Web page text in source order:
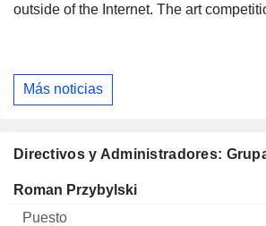
outside of the Internet. The art
Más noticias
Directivos y Administradores:
Director Puesto Edad
Roman Przybylski